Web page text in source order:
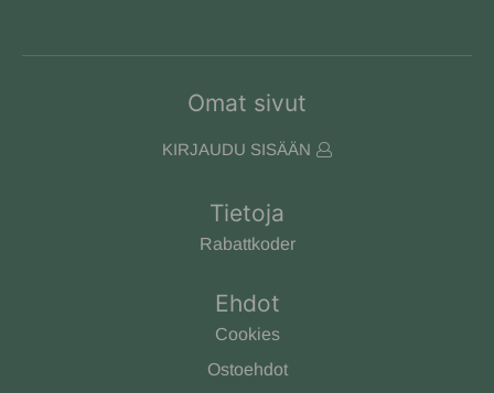
Omat sivut
KIRJAUDU SISÄÄN
Tietoja
Rabattkoder
Ehdot
Cookies
Ostoehdot